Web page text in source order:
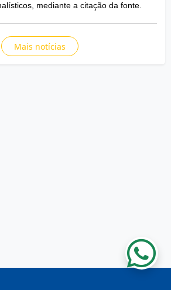
mediante a citação da fonte.
Mais notícias